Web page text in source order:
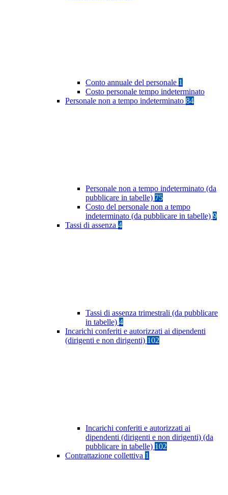
Conto annuale del personale 1
Costo personale tempo indeterminato
Personale non a tempo indeterminato 84
Personale non a tempo indeterminato (da
pubblicare in tabelle) 75
Costo del personale non a tempo
indeterminato (da pubblicare in tabelle) 9
Tassi di assenza 4
Tassi di assenza trimestrali (da pubblicare
in tabelle) 4
Incarichi conferiti e autorizzati ai dipendenti
(dirigenti e non dirigenti) 102
Incarichi conferiti e autorizzati ai
dipendenti (dirigenti e non dirigenti) (da
pubblicare in tabelle) 102
Contrattazione collettiva 1